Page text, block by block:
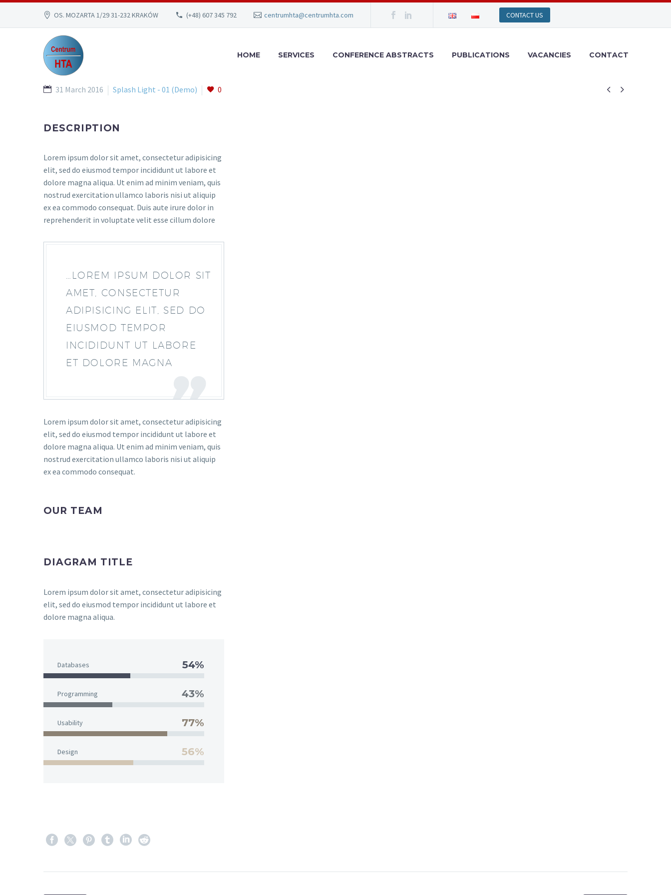
OS. MOZARTA 1/29 31-232 KRAKÓW (+48) 607 345 792 centrumhta@centrumhta.com
HOME SERVICES CONFERENCE ABSTRACTS PUBLICATIONS VACANCIES CONTACT
 
31 March 2016 Splash Light - 01 (Demo) 0
DESCRIPTION
Lorem ipsum dolor sit amet, consectetur adipisicing
elit, sed do eiusmod tempor incididunt ut labore et
dolore magna aliqua. Ut enim ad minim veniam, quis
nostrud exercitation ullamco laboris nisi ut aliquip
ex ea commodo consequat. Duis aute irure dolor in
reprehenderit in voluptate velit esse cillum dolore
…LOREM IPSUM DOLOR SIT
AMET, CONSECTETUR
ADIPISICING ELIT, SED DO
EIUSMOD TEMPOR
INCIDIDUNT UT LABORE
ET DOLORE MAGNA
Lorem ipsum dolor sit amet, consectetur adipisicing
elit, sed do eiusmod tempor incididunt ut labore et
dolore magna aliqua. Ut enim ad minim veniam, quis
nostrud exercitation ullamco laboris nisi ut aliquip
ex ea commodo consequat.
OUR TEAM
DIAGRAM TITLE
Lorem ipsum dolor sit amet, consectetur adipisicing
elit, sed do eiusmod tempor incididunt ut labore et
dolore magna aliqua.
Databases 54%
Programming 43%
Usability 77%
Design 56%